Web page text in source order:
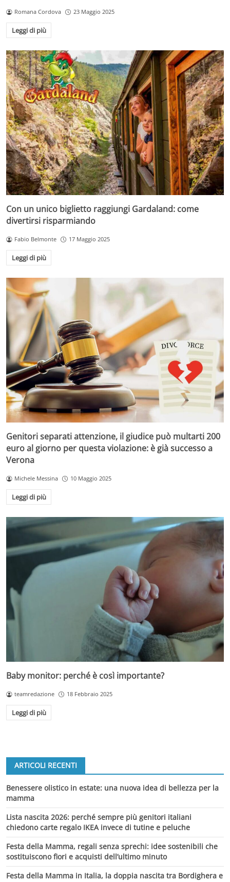
Romana Cordova 23 Maggio 2025
Leggi di più
Con un unico biglietto raggiungi Gardaland: come
divertirsi risparmiando
Fabio Belmonte 17 Maggio 2025
Leggi di più
Genitori separati attenzione, il giudice può multarti 200
euro al giorno per questa violazione: è già successo a
Verona
Michele Messina 10 Maggio 2025
Leggi di più
Baby monitor: perché è così importante?
teamredazione 18 Febbraio 2025
Leggi di più
ARTICOLI RECENTI
Benessere olistico in estate: una nuova idea di bellezza per la
mamma
Lista nascita 2026: perché sempre più genitori italiani
chiedono carte regalo IKEA invece di tutine e peluche
Festa della Mamma, regali senza sprechi: idee sostenibili che
sostituiscono fiori e acquisti dell’ultimo minuto
Festa della Mamma in Italia, la doppia nascita tra Bordighera e